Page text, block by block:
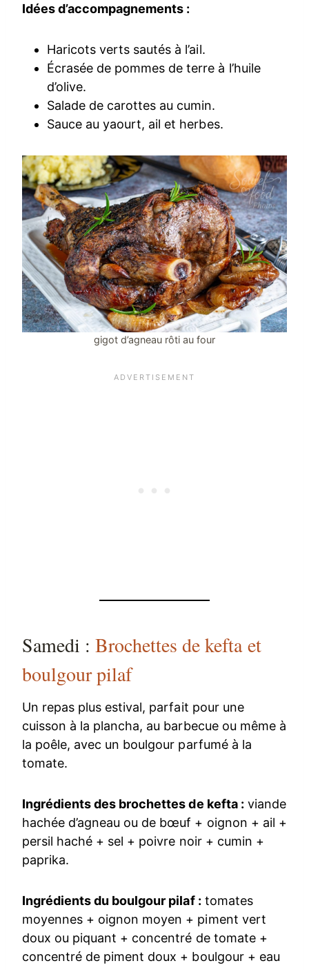
Idées d’accompagnements :
Haricots verts sautés à l’ail.
Écrasée de pommes de terre à l’huile
d’olive.
Salade de carottes au cumin.
Sauce au yaourt, ail et herbes.
gigot d’agneau rôti au four
Samedi :Brochettes de kefta et
boulgour pilaf
Un repas plus estival, parfait pour une
cuisson à la plancha, au barbecue ou même à
la poêle, avec un boulgour parfumé à la
tomate.
Ingrédients des brochettes de kefta : viande
hachée d’agneau ou de bœuf + oignon + ail +
persil haché + sel + poivre noir + cumin +
paprika.
Ingrédients du boulgour pilaf : tomates
moyennes + oignon moyen + piment vert
doux ou piquant + concentré de tomate +
concentré de piment doux + boulgour + eau